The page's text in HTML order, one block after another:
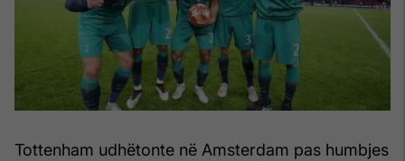
Tottenham udhëtonte në Amsterdam pas humbjes